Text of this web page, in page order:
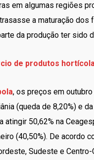
em algumas regiões
a maturação
da produção ter sido
de produtos
, os preços em
(queda de 8,20%) e
atingir 50,62% na
(40,50%). De acordo
Sudeste e